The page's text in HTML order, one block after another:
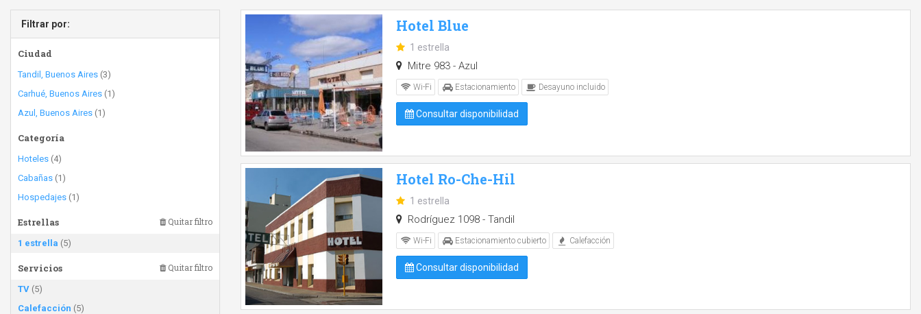
Filtrar por:
Ciudad
Tandil, Buenos Aires (3)
Carhué, Buenos Aires (1)
Azul, Buenos Aires (1)
Categoría
Hoteles (4)
Cabañas (1)
Hospedajes (1)
Estrellas Quitar filtro
1 estrella (5)
Servicios Quitar filtro
TV (5)
Calefacción (5)
Hotel Blue
1 estrella
Mitre 983 - Azul
Wi-Fi Estacionamiento Desayuno incluido
Consultar disponibilidad
Hotel Ro-Che-Hil
1 estrella
Rodríguez 1098 - Tandil
Wi-Fi Estacionamiento cubierto Calefacción
Consultar disponibilidad